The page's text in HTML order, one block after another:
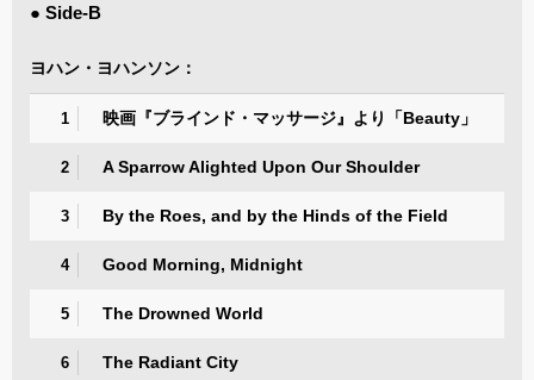
● Side-B
ヨハン・ヨハンソン：
1 映画『ブラインド・マッサージ』より「Beauty」
2 A Sparrow Alighted Upon Our Shoulder
3 By the Roes, and by the Hinds of the Field
4 Good Morning, Midnight
5 The Drowned World
6 The Radiant City